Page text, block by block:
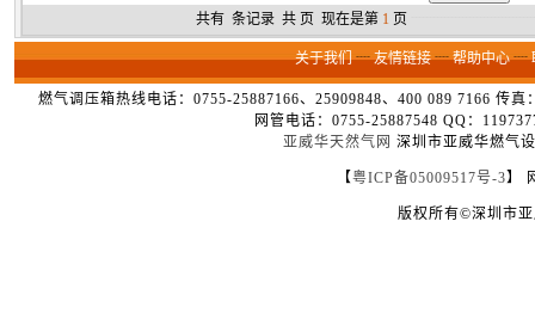
共有 条记录 共 页 现在是第 1 页
关于我们┈友情链接┈帮助中心┈
燃气调压箱热线电话：0755-25887166、25909848、400 089 7166 传
网管电话：0755-25887548 QQ：
亚威华天然气网 深圳市亚威华燃气
【粤ICP备05009517号-3】
版权所有©深圳市